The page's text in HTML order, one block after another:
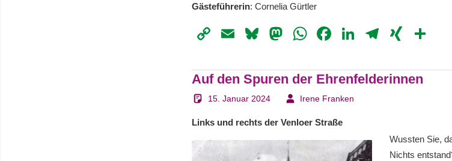
Gästeführerin: Cornelia Gürtler
CopyEmailBluesky
Mastodon
WhatsApp
Facebook
LinkedIn
Telegram
XING
Auf den Spuren der Ehrenfelderinnen
15. Januar 2024 Irene Franken
Links und rechts der Venloer Straße
Wussten Sie,
Nichts